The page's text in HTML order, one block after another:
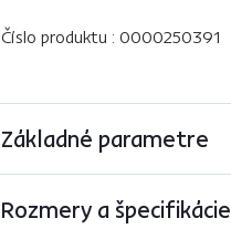
Číslo produktu : 0000250391
Základné parametre
Rozmery a špecifikácie